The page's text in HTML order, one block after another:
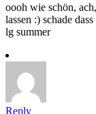
oooh wie schön,
lassen :) schade
lg summer
Reply